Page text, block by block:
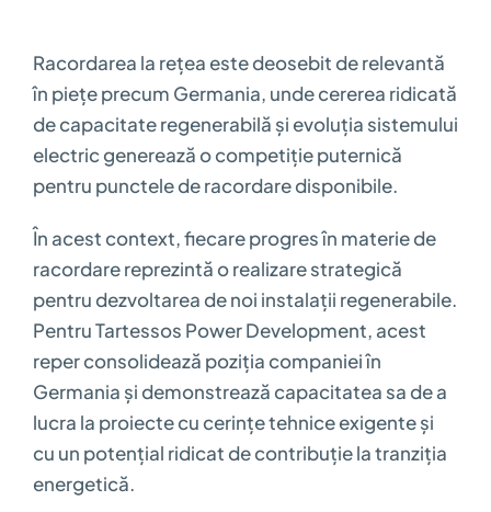
Racordarea la rețea este deosebit de relevantă
în piețe precum Germania, unde cererea ridicată
de capacitate regenerabilă și evoluția sistemului
electric generează o competiție puternică
pentru punctele de racordare disponibile.
În acest context, fiecare progres în materie de
racordare reprezintă o realizare strategică
pentru dezvoltarea de noi instalații regenerabile.
Pentru Tartessos Power Development, acest
reper consolidează poziția companiei în
Germania și demonstrează capacitatea sa de a
lucra la proiecte cu cerințe tehnice exigente și
cu un potențial ridicat de contribuție la tranziția
energetică.